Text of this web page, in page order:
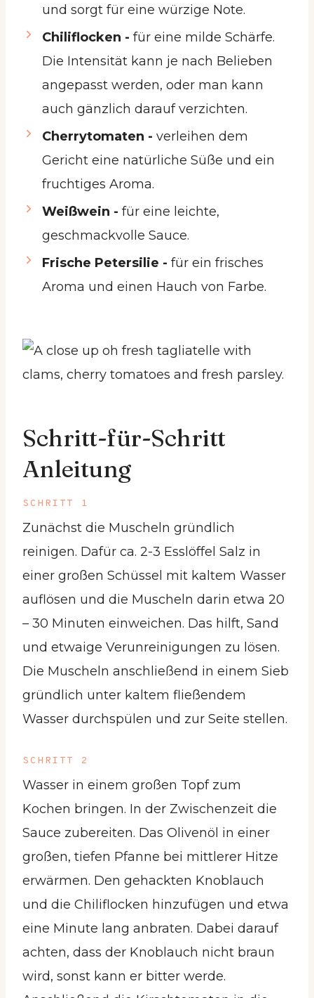
und sorgt für eine würzige Note.
Chiliflocken - für eine milde Schärfe.
Die Intensität kann je nach Belieben
angepasst werden, oder man kann
auch gänzlich darauf verzichten.
Cherrytomaten - verleihen dem
Gericht eine natürliche Süße und ein
fruchtiges Aroma.
Weißwein - für eine leichte,
geschmackvolle Sauce.
Frische Petersilie - für ein frisches
Aroma und einen Hauch von Farbe.
Schritt-für-Schritt
Anleitung
SCHRITT 1
Zunächst die Muscheln gründlich
reinigen. Dafür ca. 2-3 Esslöffel Salz in
einer großen Schüssel mit kaltem Wasser
auflösen und die Muscheln darin etwa 20
– 30 Minuten einweichen. Das hilft, Sand
und etwaige Verunreinigungen zu lösen.
Die Muscheln anschließend in einem Sieb
gründlich unter kaltem fließendem
Wasser durchspülen und zur Seite stellen.
SCHRITT 2
Wasser in einem großen Topf zum
Kochen bringen. In der Zwischenzeit die
Sauce zubereiten. Das Olivenöl in einer
großen, tiefen Pfanne bei mittlerer Hitze
erwärmen. Den gehackten Knoblauch
und die Chiliflocken hinzufügen und etwa
eine Minute lang anbraten. Dabei darauf
achten, dass der Knoblauch nicht braun
wird, sonst kann er bitter werde.